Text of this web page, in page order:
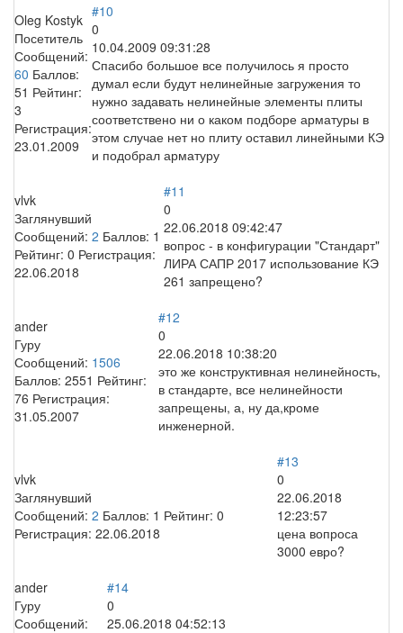
Oleg Kostyk
Посетитель
Сообщений:
60 Баллов:
51 Рейтинг:
3
Регистрация:
23.01.2009
#10
0
10.04.2009 09:31:28
Спасибо большое все получилось я просто
думал если будут нелинейные загружения то
нужно задавать нелинейные элементы плиты
соответствено ни о каком подборе арматуры в
этом случае нет но плиту оставил линейными КЭ
и подобрал арматуру
vlvk
Заглянувший
Сообщений: 2 Баллов: 1
Рейтинг: 0 Регистрация:
22.06.2018
#11
0
22.06.2018 09:42:47
вопрос - в конфигурации "Стандарт"
ЛИРА САПР 2017 использование КЭ
261 запрещено?
ander
Гуру
Сообщений: 1506
Баллов: 2551 Рейтинг:
76 Регистрация:
31.05.2007
#12
0
22.06.2018 10:38:20
это же конструктивная нелинейность,
в стандарте, все нелинейности
запрещены, а, ну да,кроме
инженерной.
vlvk
Заглянувший
Сообщений: 2 Баллов: 1 Рейтинг: 0
Регистрация: 22.06.2018
#13
0
22.06.2018
12:23:57
цена вопроса
3000 евро?
ander
Гуру
Сообщений:
#14
0
25.06.2018 04:52:13